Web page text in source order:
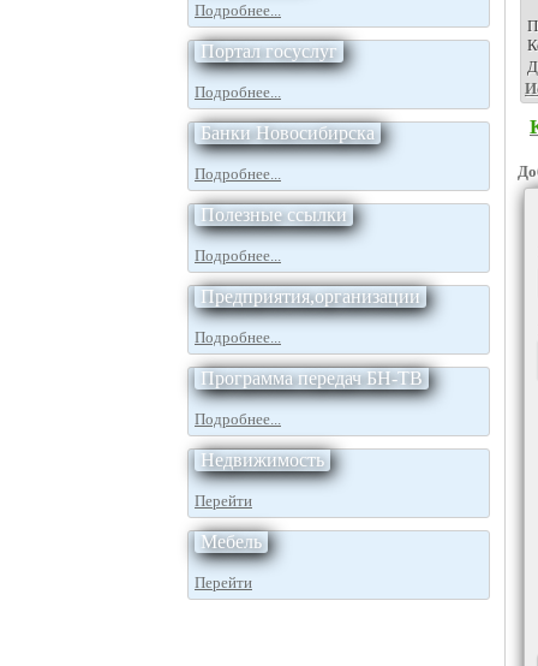
Подробнее...
Портал госуслуг
Подробнее...
Банки Новосибирска
Подробнее...
Полезные ссылки
Подробнее...
Предприятия,организации
Подробнее...
Программа передач БН-ТВ
Подробнее...
Недвижимость
Перейти
Мебель
Перейти